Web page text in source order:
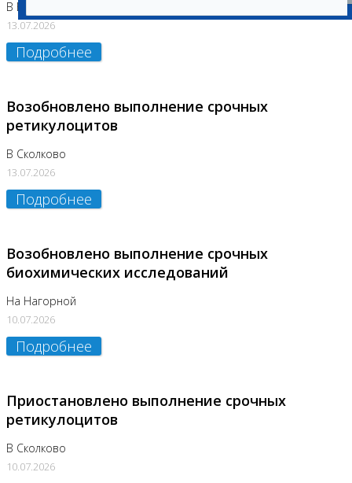
В Бутово
13.07.2026
Подробнее
Возобновлено выполнение срочных
ретикулоцитов
В Сколково
13.07.2026
Подробнее
Возобновлено выполнение срочных
биохимических исследований
На Нагорной
10.07.2026
Подробнее
Приостановлено выполнение срочных
ретикулоцитов
В Сколково
10.07.2026